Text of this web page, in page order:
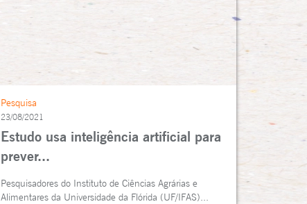
Pesquisa
23/08/2021
Estudo usa inteligência artificial para
prever...
Pesquisadores do Instituto de Ciências Agrárias e
Alimentares da Universidade da Flórida (UF/IFAS)...